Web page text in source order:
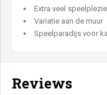
Uitwasbare kussens en
Op meerdere manieren
kleinere katten, verder
Extra veel
Variatie aan de muur
Speelparadijs voor
Reviews